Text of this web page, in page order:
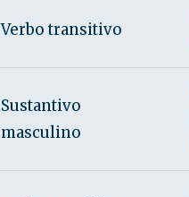
Verbo transitivo
Sustantivo
masculino